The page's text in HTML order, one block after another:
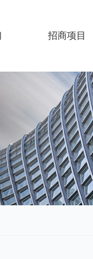
招商项目